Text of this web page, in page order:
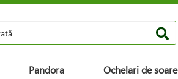
Pandora Ochelari de soare